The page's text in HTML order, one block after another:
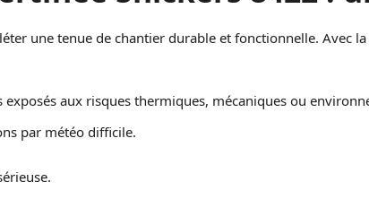
une tenue de chantier durable et fonctionnelle. Avec
aux risques thermiques, mécaniques ou
par météo difficile.